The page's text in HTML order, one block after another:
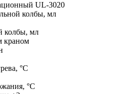
UL-3020
колбы, мл
колбы, мл
краном
°С
°С